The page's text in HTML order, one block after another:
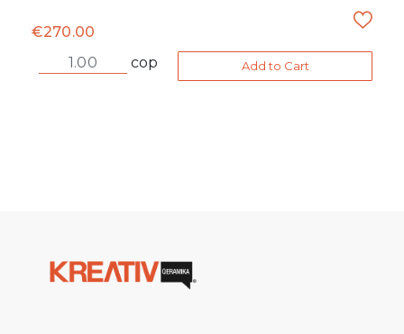
€270.00
cop
Add to Cart